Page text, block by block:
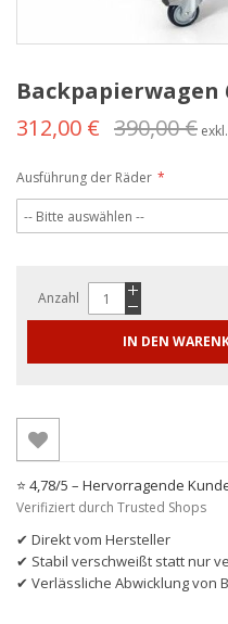
Backpapierwagen
312,00 € 390,00 €
Ausführung der Räder
Anzahl
IN DEN
⭐ 4,78/5 – Hervorragende
Verifiziert durch Trusted Shops
✔ Direkt vom Hersteller
✔ Stabil verschweißt statt nur
✔ Verlässliche Abwicklung von